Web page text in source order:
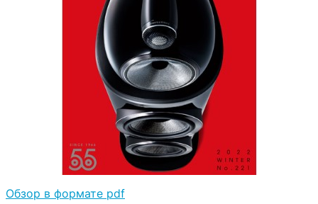
Обзор в формате pdf